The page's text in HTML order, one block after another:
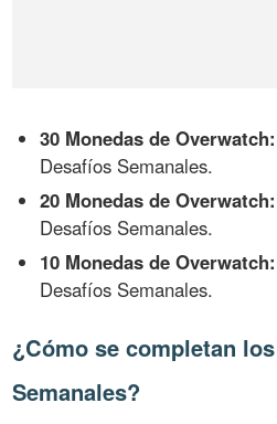
30 Monedas de Overwatch:
Desafíos Semanales.
20 Monedas de Overwatch:
Desafíos Semanales.
10 Monedas de Overwatch:
Desafíos Semanales.
¿Cómo se completan
Semanales?